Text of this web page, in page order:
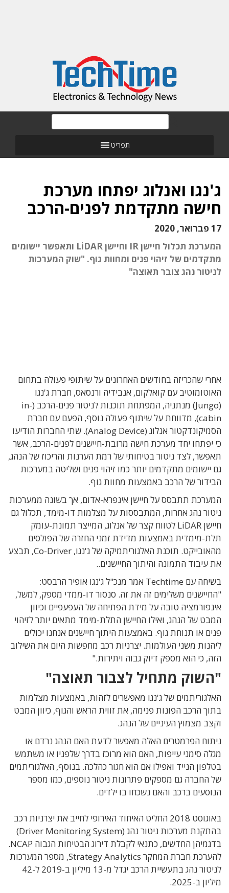
תפריט
ג'נגו ואנלוג יפתחו מערכת
חישה מתקדמת לפנים-הרכב
17 פברואר, 2020
המערכת תכלול חיישן IR וחיישן LiDAR ותאפשר יישומים
מתקדמים של זיהוי פנים ומחוות גוף. "שוק המערכות
לניטור נהג צובר תאוצה"
אחרי שהכריזה בחודשים האחרונים על שיתופי פעולה בתחום
האוטומוטיב עם קואלקום, אנבידיה ורנסאס, חברת ג'נגו
(Jungo) מנתניה, המפתחת תוכנות לניטור פנים-הרכב (in-
cabin), מדווחת על שיתוף פעולה נוסף, הפעם עם חברת
הסמיקונדקטור אנלוג (Analog Device). שתי החברות הודיעו
כי יפתחו יחד מערכת חישה מרובת-חיישנים לפנים-הרכב, אשר
תאפשר, לצד ניטור בטיחותי של רמת הערנות והריכוז של הנהג,
גם יישומים מתקדמים יותר כמו זיהוי פנים ושליטה במערכות
הבידור של הרכב באמצעות מחוות גוף.
המערכת תתבסס על חיישן אינפרא-אדום, אך בשונה ממערכות
ניטור נהג אחרות, המתבססות על מצלמות דו-מימד, תכלול גם
חיישן LiDAR לטווח קצר של אנלוג, המייצר תמונת-עומק
תלת-מימדית באמצעות מדידת זמני החזרה של הפולסים
מהאובייקט. תוכנת האלגוריתמיקה של ג'נגו, Co-Driver, תבצע
את עיבוד התמונה והיתוך החיישנים..
בשיחה עם Techtime אמר מנכ"ל ג'נגו אופיר הרבסט:
"החיישנים משלימים זה את זה. סנסור דו-ממדי מספק, למשל,
אינפורמציה טובה על מידת הפתיחה של העפעפיים וכיוון
המבט של הנהג, ואילו החיישן התלת-מימד מתאים יותר לזיהוי
פנים או תנוחת גוף. באמצעות היתוך חיישנים אנחנו יכולים
ליהנות משני העולמות. יצרניות רכב מחפשות היום את השילוב
הזה, כי הוא מספק דיוק גבוה ויתירות."
"השוק מתחיל לצבור תאוצה"
האלגוריתמים של ג'נגו מאפשרים לזהות, באמצעות מצלמות
בתוך הרכב הפונות פנימה, את זווית הראש והגוף, כיוון המבט
וקצב מצמוץ העיניים של הנהג.
ניתוח הפרמטרים האלה מאפשר לדעת האם הנהג נרדם או
מגלה סימני עייפות, האם הוא מרוכז בדרך שלפניו או משתמש
בטלפון הנייד ואפילו אם הוא חגור כהלכה. בנוסף, האלגוריתמים
של החברה גם מספקים פתרונות ניטור נוספים, כמו מספר
הנוסעים ברכב והאם נשכחו בו ילדים.
באוגוסט 2018 החליט האיחוד האירופי לחייב את יצרניות רכב
בהתקנת מערכות ניטור נהג (Driver Monitoring System)
בדגמיהן החדשים, כתנאי לקבלת דירוג הבטיחות הגבוה NCAP.
להערכת חברת המחקר Strategy Analytics, מספר המערכות
לניטור נהג בתעשיית הרכב יגדל מ-13 מיליון ב-2019 ל-42
מיליון ב-2025.